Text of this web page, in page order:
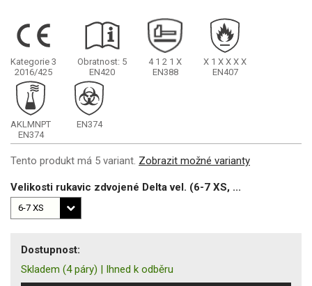
Kategorie 3
2016/425
Obratnost: 5
EN420
4 1 2 1 X
EN388
X 1 X X X X
EN407
AKLMNPT
EN374
EN374
Tento produkt má 5 variant. Zobrazit možné varianty
Velikosti rukavic zdvojené Delta vel. (6-7 XS, ...
Dostupnost:
Skladem (4 páry) | Ihned k odběru